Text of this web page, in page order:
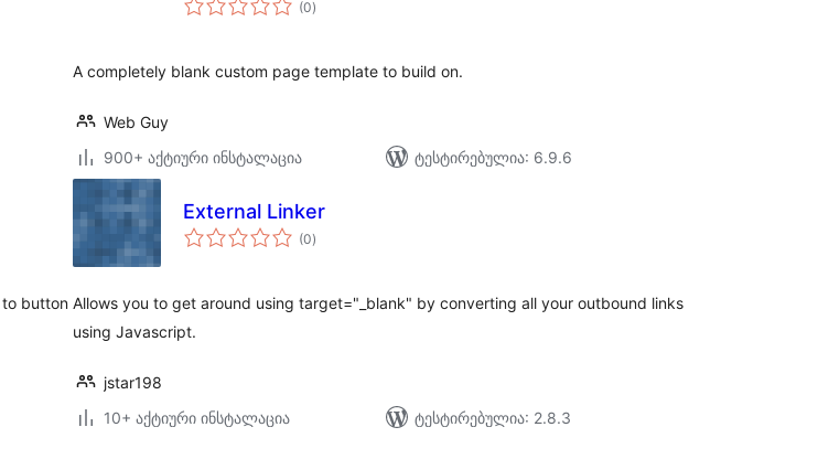
(0რეიტინგი
)
A completely blank custom page template to build on.
Web Guy
900+ აქტიური ინსტალაცია
ტესტირებულია: 6.9.6
button
External Linker
(0საერთო
რეიტინგი
)
Allows you to get around using target="_blank" by converting all your outbound links
using Javascript.
jstar198
10+ აქტიური ინსტალაცია
ტესტირებულია: 2.8.3